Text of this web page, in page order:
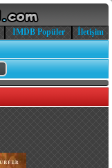
IMDB Popüler
İletişim